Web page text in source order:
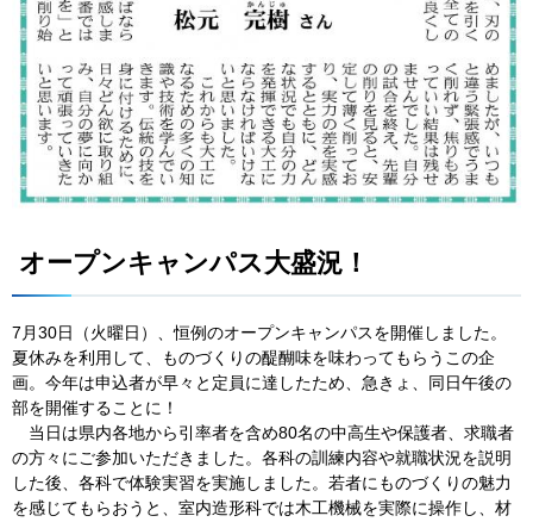
オープンキャンパス大盛況！
7月30日（火曜日）、恒例のオープンキャンパスを開催しました。
夏休みを利用して、ものづくりの醍醐味を味わってもらうこの企
画。今年は申込者が早々と定員に達したため、急きょ、同日午後の
部を開催することに！
当 日は県内各地から引率者を含め80名の中高生や保護者、求職者
の方々にご参加いただきました。各科の訓練内容や就職状況を説明
した後、各科で体験実習を実施しました。若者にものづくりの魅力
を感じてもらおうと、室内造形科では木工機械を実際に操作し、材